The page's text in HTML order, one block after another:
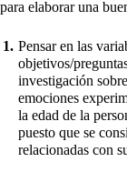
para elaborar una
Pensar en las
objetivos/
investigación
emociones
la edad de la
puesto que se
relacionadas con